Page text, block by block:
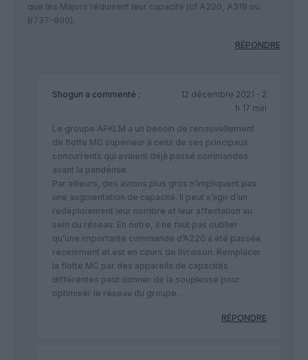
que les Majors réduisent leur capacité (cf A220, A319 ou
B737-800).
RÉPONDRE
Shogun a commenté :
12 décembre 2021 - 2
h 17 min
Le groupe AFKLM a un besoin de renouvellement
de flotte MC supérieur à celui de ses principaux
concurrents qui avaient déjà passé commandes
avant la pandémie.
Par ailleurs, des avions plus gros n’impliquent pas
une augmentation de capacité. Il peut s’agir d’un
redéploiement leur nombre et leur affectation au
sein du réseau. En outre, il ne faut pas oublier
qu’une importante commande d’A220 a été passée
récemment et est en cours de livraison. Remplacer
la flotte MC par des appareils de capacités
différentes peut donner de la souplesse pour
optimiser le réseau du groupe.
RÉPONDRE